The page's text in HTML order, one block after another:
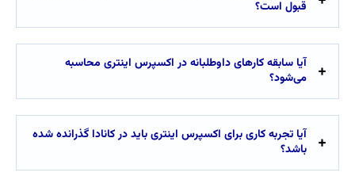
قبول است؟
آیا سابقه کارهای داوطلبانه در اکسپرس اینتری محاسبه
می‌شود؟
آیا تجربه کاری برای اکسپرس اینتری باید در کانادا گذرانده شده
باشد؟